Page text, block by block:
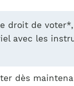
droit de
avec les
dès